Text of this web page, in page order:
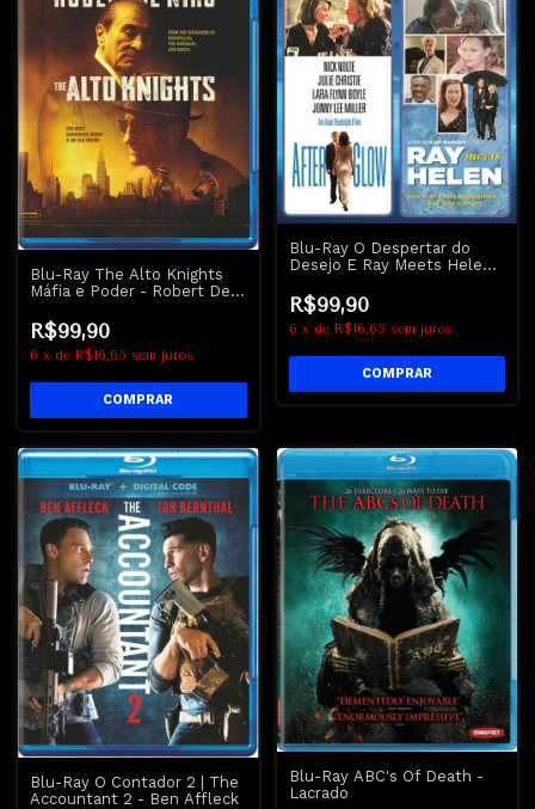
Blu-Ray The Alto Knights
Máfia e Poder - Robert De
R$99,90
6 x de R$16,65 sem juros
Blu-Ray O Despertar do
Desejo E Ray Meets Helen |
R$99,90
6 x de R$16,65 sem juros
Blu-Ray O Contador 2 | The
Accountant 2 - Ben Affleck
Blu-Ray ABC's Of Death -
Lacrado